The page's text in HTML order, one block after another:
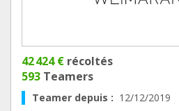
42 424 € récoltés
593 Teamers
Teamer depuis : 12/12/2019